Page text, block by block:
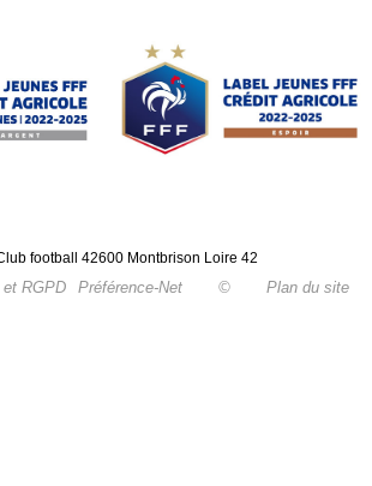
football 42600 Montbrison Loire 42
RGPD Préférence-Net © Plan du site